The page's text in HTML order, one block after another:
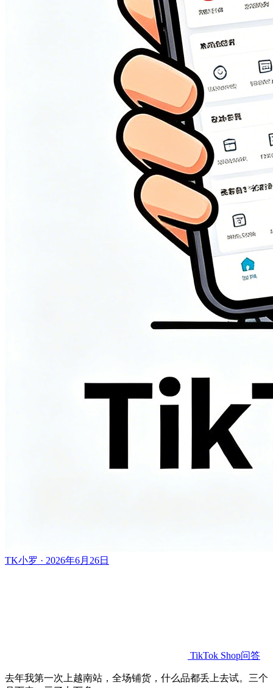
TK小罗 · 2026年6月26日
TikTok Shop问答
去年我第一次上越南站，全场铺货，什么品都丢上去试。三个